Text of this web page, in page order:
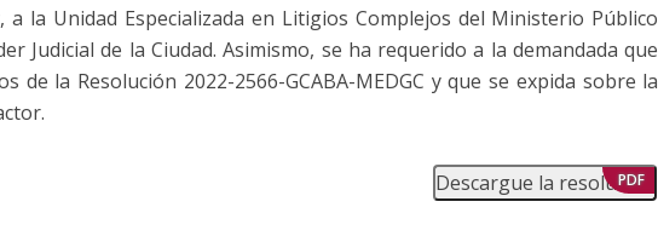
la Unidad Especializada en Litigios Complejos del Ministerio Público
Judicial de la Ciudad. Asimismo, se ha requerido a la demandada que
de la Resolución 2022-2566-GCABA-MEDGC y que se expida sobre la
Descargue la resolución
PDF